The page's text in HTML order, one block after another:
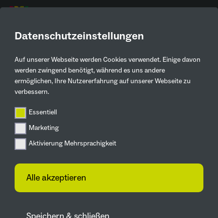
Datenschutzeinstellungen
Auf unserer Webseite werden Cookies verwendet. Einige davon
werden zwingend benötigt, während es uns andere
ermöglichen, Ihre Nutzererfahrung auf unserer Webseite zu
verbessern.
Essentiell
Marketing
Aktivierung Mehrsprachigkeit
Alle akzeptieren
Unseren Newsletter jetzt
abonnieren
Immer informiert bleiben
In unserem monatlichen Newsletter erfahrt ihr
alle Neuigkeiten zu spannenden Projekten und
Veranstaltungen der IGA 2027. Wir halten euch
auf dem Laufenden, was die fünf
ZUKUNFTSGÄRTEN, unsere Projekte aus der
unserer Mitmachebene MEIN GARTEN angeht.